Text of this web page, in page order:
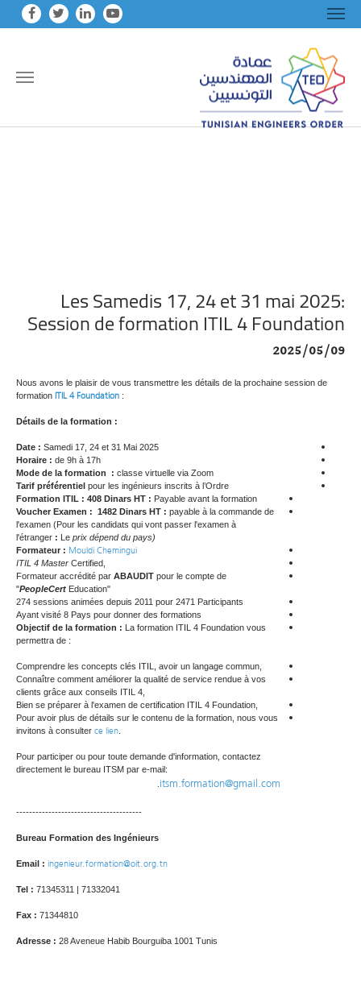
Les Samedis 17, 24 et 31 mai 2025:
Session de formation ITIL 4 Foundation
2025/05/09
Nous avons le plaisir de vous transmettre les détails de la prochaine session de
formation ITIL 4 Foundation :
Détails de la formation :
Date : Samedi 17, 24 et 31 Mai 2025
Horaire : de 9h à 17h
Mode de la formation : classe virtuelle via Zoom
Tarif préférentiel pour les ingénieurs inscrits à l’Ordre
Formation ITIL : 408 Dinars HT : Payable avant la formation
Voucher Examen : 1482 Dinars HT : payable à la commande de
l'examen (Pour les candidats qui vont passer l'examen à
l'étranger : Le prix dépend du pays)
Formateur : Mouldi Chemingui
ITIL 4 Master Certified,
Formateur accrédité par ABAUDIT pour le compte de
"PeopleCert Education"
274 sessions animées depuis 2011 pour 2471 Participants
Ayant visité 8 Pays pour donner des formations
Objectif de la formation : La formation ITIL 4 Foundation vous
permettra de :
Comprendre les concepts clés ITIL, avoir un langage commun,
Connaître comment améliorer la qualité de service rendue à vos
clients grâce aux conseils ITIL 4,
Bien se préparer à l'examen de certification ITIL 4 Foundation,
Pour avoir plus de détails sur le contenu de la formation, nous vous
invitons à consulter ce lien
Pour participer ou pour toute demande d'information, contactez
directement le bureau ITSM par e-mail:
itsm.formation@gmail.com
.
---------------------------------------
Bureau Formation des Ingénieurs
Email : ingenieur.formation@oit.org.tn
Tel : 71345311 | 71332041
Fax : 71344810
Adresse : 28 Aveneue Habib Bourguiba 1001 Tunis